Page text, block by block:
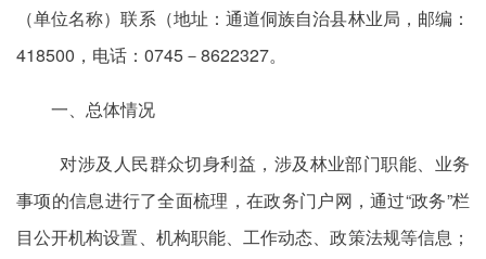
（单位名称）联系（地址：通道侗族自治县林业局，邮编：
418500，电话：0745－8622327。
一、总体情况
对涉及人民群众切身利益，涉及林业部门职能、业务
事项的信息进行了全面梳理，在政务门户网，通过“政务”栏
目公开机构设置、机构职能、工作动态、政策法规等信息；